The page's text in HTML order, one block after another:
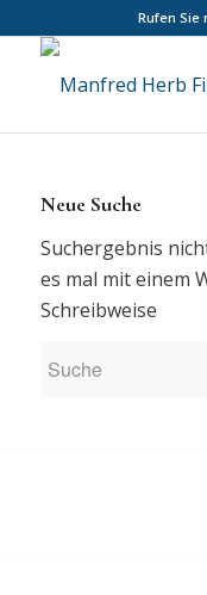
Rufen Sie
Neue Suche
Suchergebnis
es mal mit einem
Schreibweise